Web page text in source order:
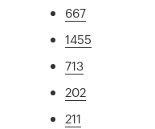
667
1455
713
202
211